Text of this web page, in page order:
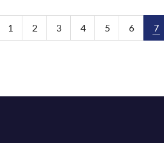
1 2 3 4 5 6 7